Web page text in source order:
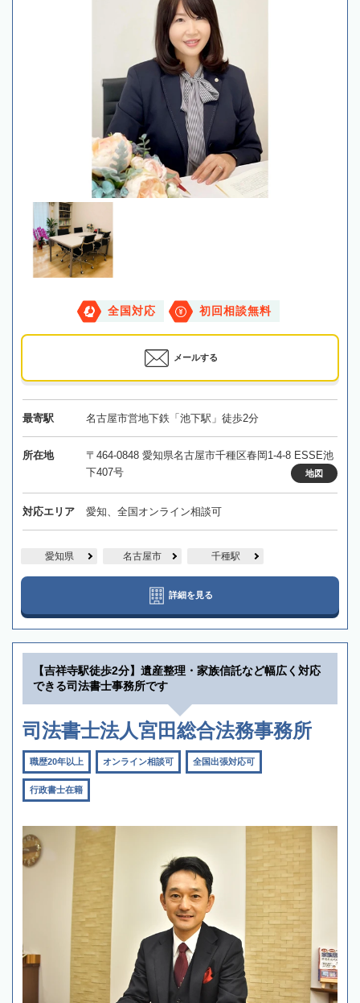
全国対応 初回相談無料
メールする
最寄駅 名古屋市営地下鉄「池下駅」徒歩2分
所在地
〒464-0848 愛知県名古屋市千種区春岡1-4-8 ESSE池
下407号
地図
対応エリア 愛知、全国オンライン相談可
愛知県 名古屋市 千種駅
詳細を見る
【吉祥寺駅徒歩2分】遺産整理・家族信託など幅広く対応
できる司法書士事務所です
司法書士法人宮田総合法務事務所
職歴20年以上 オンライン相談可 全国出張対応可
行政書士在籍